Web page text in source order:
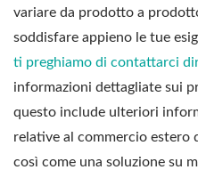
variare da prodotto a
soddisfare appieno le tue
ti preghiamo di contattarci
informazioni dettagliate sui
questo include ulteriori
relative al commercio estero
così come una soluzione su